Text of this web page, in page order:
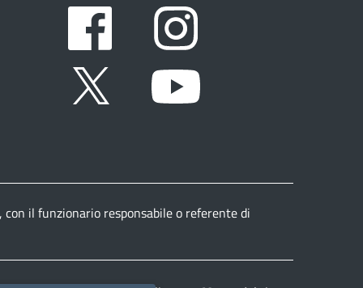
Facebook
Twitter
il funzionario responsabile o referente di